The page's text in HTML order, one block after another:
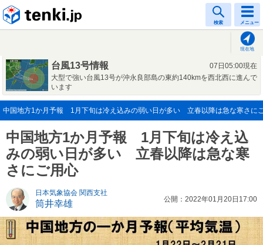
検索 メニュー
現在地
台風13号情報
07日05:00現在
大型で強い台風13号が沖永良部島の東約140kmを西北西に進んで
います
中国地方1か月予報 1月下旬は冷え込みの弱い日が多い 立春以降は急な寒さに
中国地方1か月予報 1月下旬は冷え込
みの弱い日が多い 立春以降は急な寒
さにご用心
日本気象協会 関西支社
筒井幸雄 公開：2022年01月20日17:00